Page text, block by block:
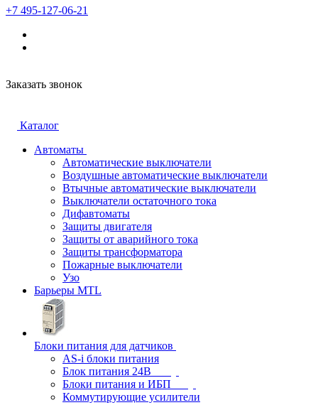
+7 495-127-06-21
Заказать звонок
Каталог
Автоматы
Автоматические выключатели
Воздушные автоматические выключатели
Втычные автоматические выключатели
Выключатели остаточного тока
Дифавтоматы
Защиты двигателя
Защиты от аварийного тока
Защиты трансформатора
Пожарные выключатели
Узо
Барьеры MTL
Блоки питания для датчиков
AS-i блоки питания
Блок питания 24В
Блоки питания и ИБП
Коммутирующие усилители